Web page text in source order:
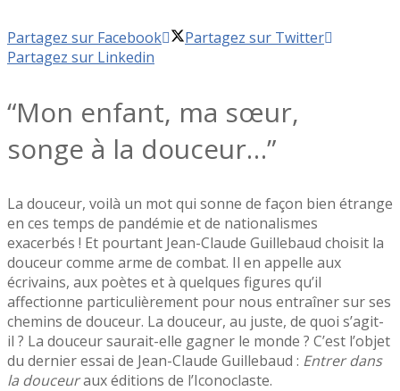
Partagez sur Facebook
Partagez sur Twitter
Partagez sur Linkedin
“Mon enfant, ma sœur,
songe à la douceur…”
La douceur, voilà un mot qui sonne de façon bien étrange
en ces temps de pandémie et de nationalismes
exacerbés ! Et pourtant Jean-Claude Guillebaud choisit la
douceur comme arme de combat. Il en appelle aux
écrivains, aux poètes et à quelques figures qu’il
affectionne particulièrement pour nous entraîner sur ses
chemins de douceur. La douceur, au juste, de quoi s’agit-
il ? La douceur saurait-elle gagner le monde ? C’est l’objet
du dernier essai de Jean-Claude Guillebaud : Entrer dans
la douceuraux éditions de l’Iconoclaste.